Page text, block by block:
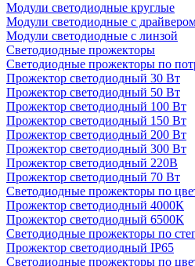
Модули светодиодные круглые
Модули светодиодные с
Модули светодиодные с линзой
Светодиодные прожекторы
Светодиодные прожекторы по
Прожектор светодиодный 30 Вт
Прожектор светодиодный 50 Вт
Прожектор светодиодный 100 Вт
Прожектор светодиодный 150 Вт
Прожектор светодиодный 200 Вт
Прожектор светодиодный 300 Вт
Прожектор светодиодный 220В
Прожектор светодиодный 70 Вт
Светодиодные прожекторы по
Прожектор светодиодный 4000К
Прожектор светодиодный 6500К
Светодиодные прожекторы по
Прожектор светодиодный IP65
Светодиодные прожекторы по